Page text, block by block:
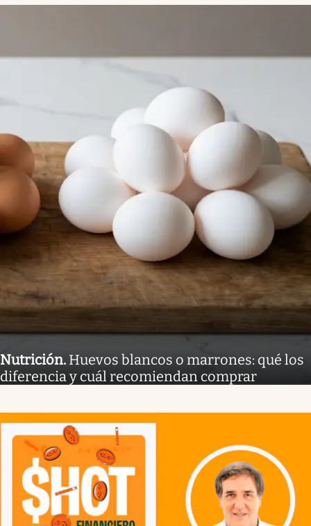
Nutrición. Huevos blancos o marrones: qué los
diferencia y cuál recomiendan comprar